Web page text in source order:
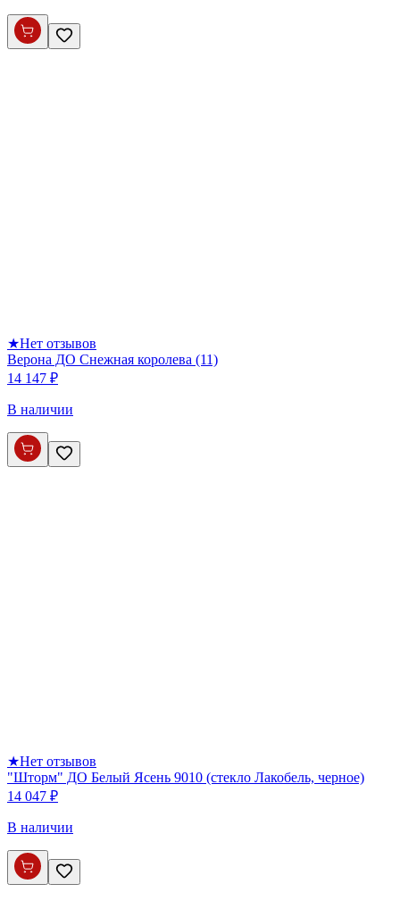
★Нет отзывов
Верона ДО Снежная королева (11)
14 147 ₽
В наличии
★Нет отзывов
"Шторм" ДО Белый Ясень 9010 (стекло Лакобель, черное)
14 047 ₽
В наличии